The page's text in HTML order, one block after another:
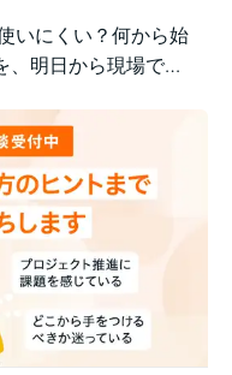
いにくい？何から始
明日から現場で実
実践型セミナーで